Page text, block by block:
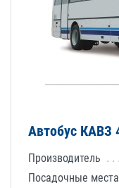
Автобус КАВЗ
Производитель
Посадочные места